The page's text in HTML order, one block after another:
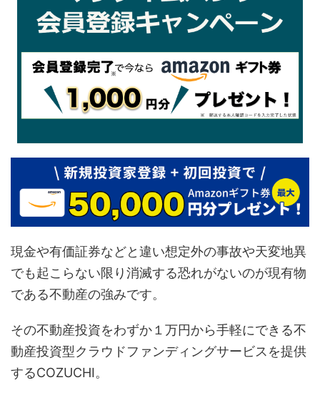
現金や有価証券などと違い想定外の事故や天変地異
でも起こらない限り消滅する恐れがないのが現有物
である不動産の強みです。
その不動産投資をわずか１万円から手軽にできる不
動産投資型クラウドファンディングサービスを提供
するCOZUCHI。